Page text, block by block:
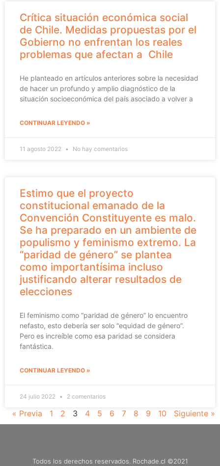
Crítica situación económica social
de Chile. Medidas propuestas por el
Gobierno no enfrentan los reales
problemas que afectan a Chile
He planteado en artículos anteriores sobre la necesidad
de hacer un profundo y amplio diagnóstico de la
situación socioeconómica del país asociado a volver a
CONTINUAR LEYENDO »
11 agosto 2022 No hay comentarios
Estimo que el proyecto
constitucional emanado de la
Convención Constituyente es malo.
Se ha preparado en un ambiente de
populismo y feminismo extremo. La
“paridad de género” se plantea
como importantísima incluso
justificando alterar resultados de
elecciones
El feminismo como “paridad de género” lo encuentro
nefasto, esto debería ser solo “equidad de género”.
Pero es increíble como esa paridad se considera
fantástica.
CONTINUAR LEYENDO »
24 julio 2022 2 comentarios
« Previa 1 2 3 4 5 6 7 8 9 10 Siguiente »
Todos los derechos reservados. Rochade.cl ©2021